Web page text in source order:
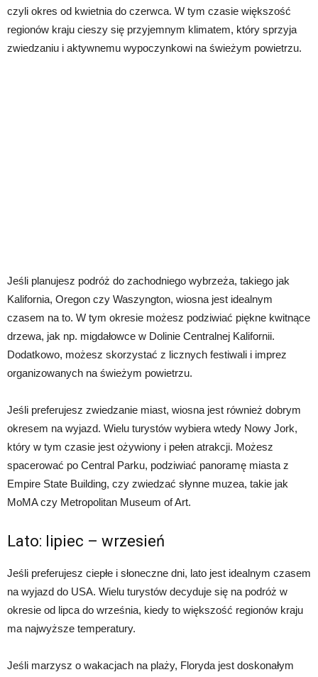
czyli okres od kwietnia do czerwca. W tym czasie większość
regionów kraju cieszy się przyjemnym klimatem, który sprzyja
zwiedzaniu i aktywnemu wypoczynkowi na świeżym powietrzu.
Jeśli planujesz podróż do zachodniego wybrzeża, takiego jak
Kalifornia, Oregon czy Waszyngton, wiosna jest idealnym
czasem na to. W tym okresie możesz podziwiać piękne kwitnące
drzewa, jak np. migdałowce w Dolinie Centralnej Kalifornii.
Dodatkowo, możesz skorzystać z licznych festiwali i imprez
organizowanych na świeżym powietrzu.
Jeśli preferujesz zwiedzanie miast, wiosna jest również dobrym
okresem na wyjazd. Wielu turystów wybiera wtedy Nowy Jork,
który w tym czasie jest ożywiony i pełen atrakcji. Możesz
spacerować po Central Parku, podziwiać panoramę miasta z
Empire State Building, czy zwiedzać słynne muzea, takie jak
MoMA czy Metropolitan Museum of Art.
Lato: lipiec – wrzesień
Jeśli preferujesz ciepłe i słoneczne dni, lato jest idealnym czasem
na wyjazd do USA. Wielu turystów decyduje się na podróż w
okresie od lipca do września, kiedy to większość regionów kraju
ma najwyższe temperatury.
Jeśli marzysz o wakacjach na plaży, Floryda jest doskonałym